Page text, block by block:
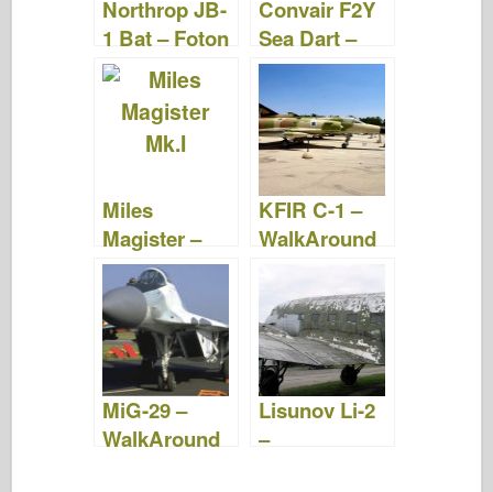
Northrop JB-
1 Bat – Foton
&; Videor
Convair F2Y
Sea Dart –
Foton &
Videor
Miles
Magister –
Foton och
videor
KFIR C-1 –
WalkAround
MiG-29 –
WalkAround
Lisunov Li-2
–